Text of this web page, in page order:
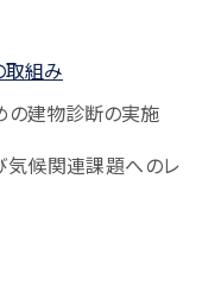
取組み
の建物診断の実施
気候関連課題へのレ